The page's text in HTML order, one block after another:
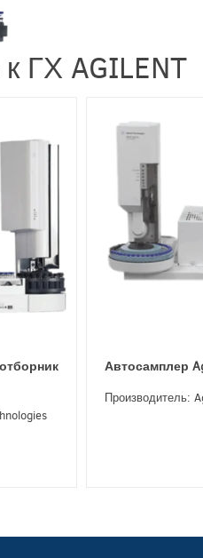
ГХ AGILENT
Автосамплер
Производитель: